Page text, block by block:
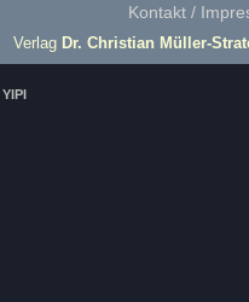
Kontakt /
Verlag Dr. Christian Müller-
YIPI